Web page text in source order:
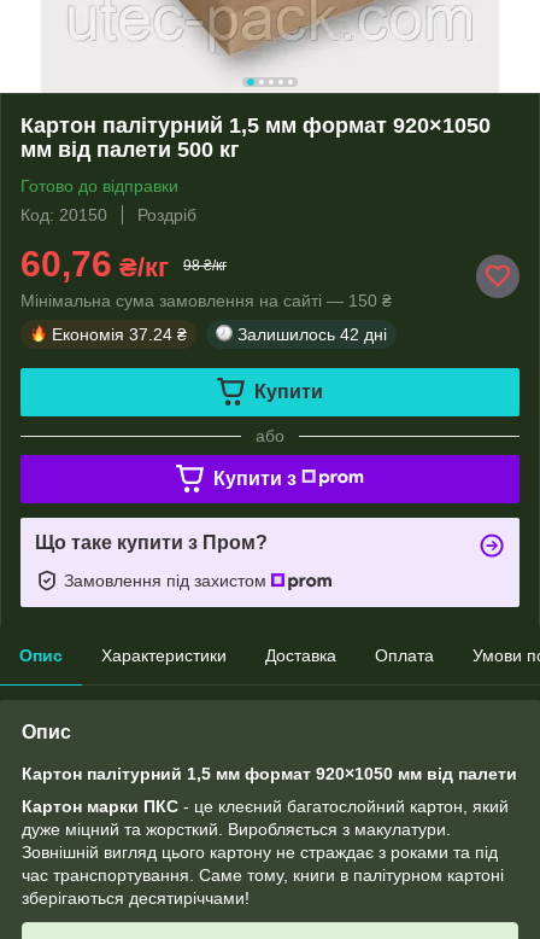
Картон палітурний 1,5 мм формат 920×1050
мм від палети 500 кг
Готово до відправки
Код: 20150
Роздріб
60,76 ₴/кг 98 ₴/кг
Мінімальна сума замовлення на сайті — 150 ₴
Економія 37.24 ₴ Залишилось 42 дні
Купити
або
Купити з
Що таке купити з Пром?
Замовлення під захистом
Опис Характеристики Доставка Оплата Умови
Опис
Картон палітурний 1,5 мм формат 920×1050 мм від палети
Картон марки ПКС - це клеєний багатослойний картон, який
дуже міцний та жорсткий. Виробляється з макулатури.
Зовнішній вигляд цього картону не страждає з роками та під
час транспортування. Саме тому, книги в палітурном картоні
зберігаються десятиріччами!